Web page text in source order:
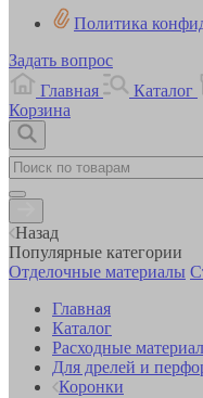
Политика
Задать вопрос
Главная
Каталог
Корзина
Назад
Популярные категории
Отделочные материалы
Главная
Каталог
Расходные
Для дрелей и
Коронки